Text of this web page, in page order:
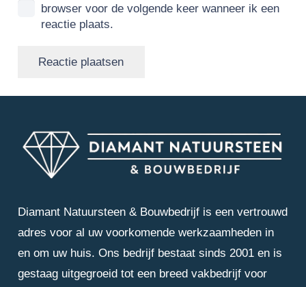
browser voor de volgende keer wanneer ik een
reactie plaats.
Reactie plaatsen
Diamant Natuursteen & Bouwbedrijf is een vertrouwd
adres voor al uw voorkomende werkzaamheden in
en om uw huis. Ons bedrijf bestaat sinds 2001 en is
gestaag uitgegroeid tot een breed vakbedrijf voor